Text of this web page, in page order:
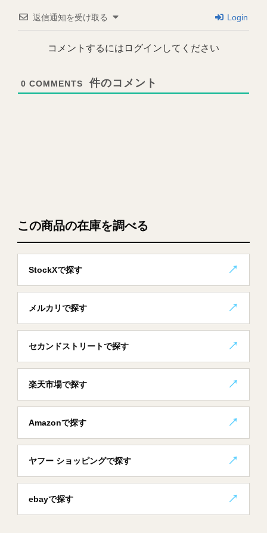
この商品の在庫を調べる
StockXで探す
メルカリで探す
セカンドストリートで探す
楽天市場で探す
Amazonで探す
ヤフー ショッピングで探す
ebayで探す
返信通知を受け取る Login
コメントするにはログインしてください
0 COMMENTS